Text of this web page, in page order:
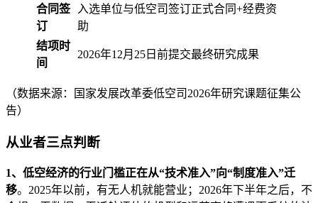
合同签
订
入选单位与低空司签订正式合同+经费资
助
结项时
间
2026年12月25日前提交最终研究成果
（数据来源：国家发展改革委低空司2026年研究课题征集公
告）
从业者三点判断
1、低空经济的行业门槛正在从“技术准入”向“制度准入”迁
移。2025年以前，有无人机就能营业；2026年下半年之后，不